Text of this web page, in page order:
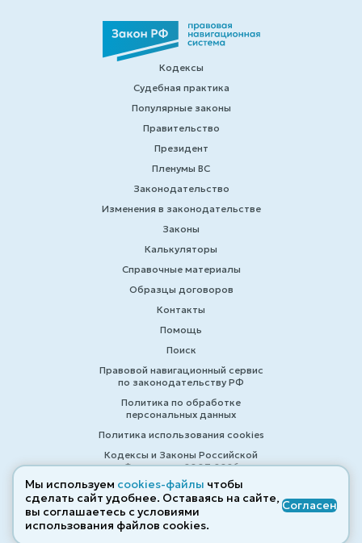
Кодексы
Судебная практика
Популярные законы
Правительство
Президент
Пленумы ВС
Законодательство
Изменения в законодательстве
Законы
Калькуляторы
Справочные материалы
Образцы договоров
Контакты
Помощь
Поиск
Правовой навигационный сервис
по законодательству РФ
Политика по обработке
персональных данных
Политика использования cookies
Кодексы и Законы Российской
Федерации 2007-2026
© ZAKONRF.INFO
Мы используем cookies-файлы чтобы
сделать сайт удобнее. Оставаясь на сайте,
вы соглашаетесь с условиями
использования файлов cооkies.
Согласен